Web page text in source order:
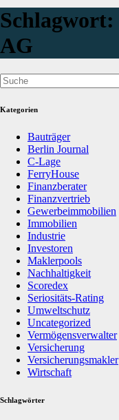
Schlagwort:
AG
Kategorien
Bauträger
Berlin Journal
C-Lage
FerryHouse
Finanzberater
Finanzvertrieb
Gewerbeimmobilien
Immobilien
Industrie
Investoren
Maklerpools
Nachhaltigkeit
Scoredex
Seriositäts-Rating
Umweltschutz
Uncategorized
Vermögensverwalter
Versicherung
Versicherungsmakler
Wirtschaft
Schlagwörter